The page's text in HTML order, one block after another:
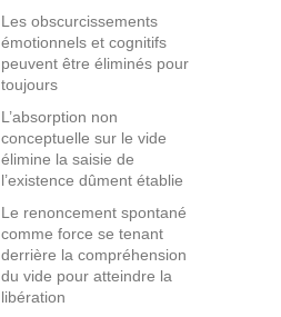
Les obscurcissements
émotionnels et cognitifs
peuvent être éliminés pour
toujours
L’absorption non
conceptuelle sur le vide
élimine la saisie de
l’existence dûment établie
Le renoncement spontané
comme force se tenant
derrière la compréhension
du vide pour atteindre la
libération